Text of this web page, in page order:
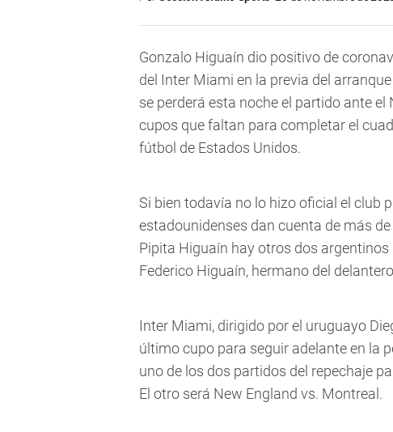
Gonzalo Higuaín dio positivo de
del Inter Miami en la previa del
se perderá esta noche el partido ante
cupos que faltan para completar el
fútbol de Estados Unidos.
Si bien todavía no lo hizo oficial el club
estadounidenses dan cuenta de más
Pipita Higuaín hay otros dos argentinos
Federico Higuaín, hermano del
Inter Miami, dirigido por el uruguayo
último cupo para seguir adelante en la
uno de los dos partidos del repechaje
El otro será New England vs. Montreal.